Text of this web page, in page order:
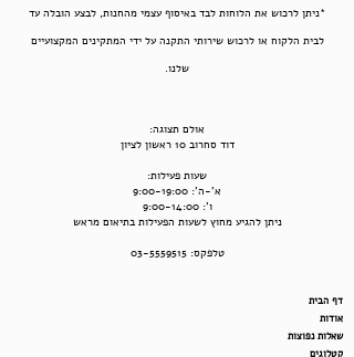
*ניתן לרכוש את הלוחות לבד באיסוף עצמי מהחנות, לבצע הובלה עד
לבית הלקוח או לרכוש שירותי התקנה על ידי המתקינים המקצועיים
שלנו.
אולם תצוגה:
דוד סחרוב 10 ראשון לציון
שעות פעילות:
א'-ה': 9:00-19:00
ו': 9:00-14:00
ניתן להגיע מחוץ לשעות הפעילות בתיאום מראש
טלפקס:03-5559515
דף הבית
אודות
שאלות נפוצות
קטלוגים